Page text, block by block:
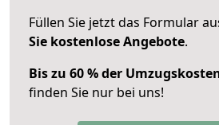
Füllen Sie jetzt das Formular
Sie kostenlose Angebote.
Bis zu 60 % der
finden Sie nur bei uns!